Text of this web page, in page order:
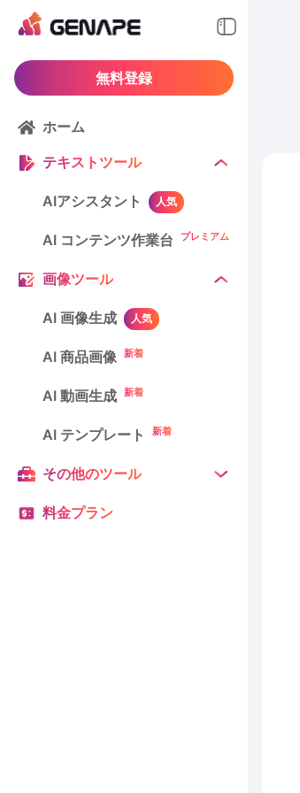
無料登録
ホーム
テキストツール
AIアシスタント 人気
AI コンテンツ作業台 プレミアム
画像ツール
AI 画像生成 人気
AI 商品画像 新着
AI 動画生成 新着
AI テンプレート 新着
その他のツール
料金プラン